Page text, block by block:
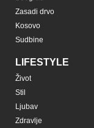
Copyright ©